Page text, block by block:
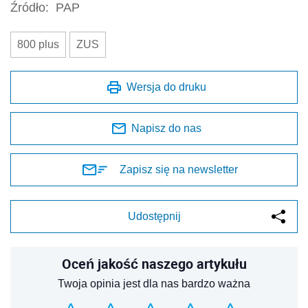
Źródło: PAP
800 plus ZUS
Wersja do druku
Napisz do nas
Zapisz się na newsletter
Udostępnij
Oceń jakość naszego artykułu
Twoja opinia jest dla nas bardzo ważna